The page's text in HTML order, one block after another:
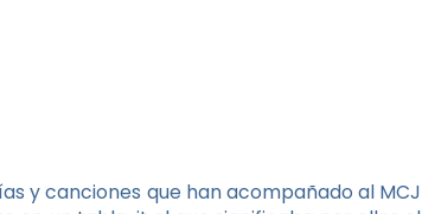
y canciones que han acompañado al MCJ